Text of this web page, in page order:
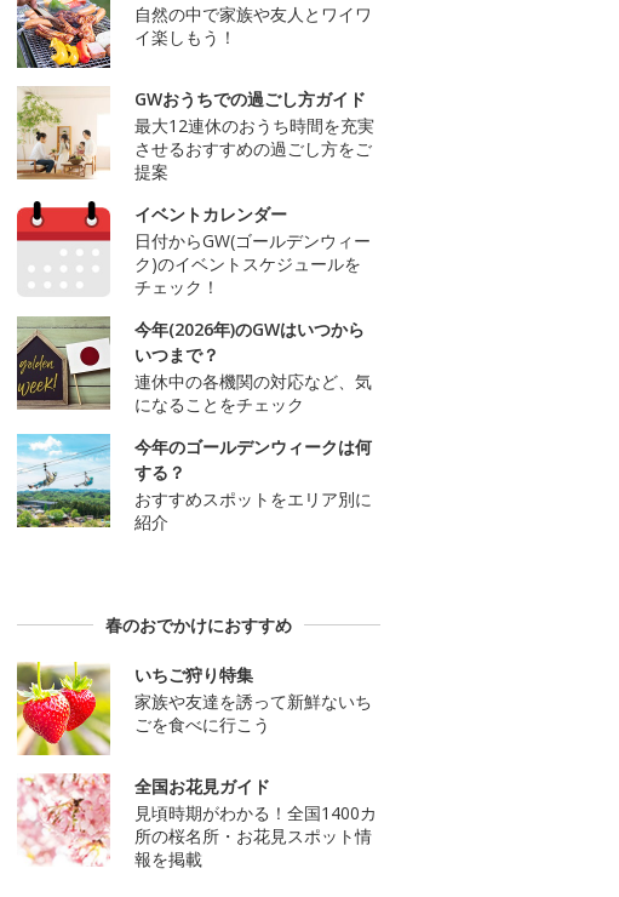
自然の中で家族や友人とワイワ
イ楽しもう！
GWおうちでの過ごし方ガイド
最大12連休のおうち時間を充実
させるおすすめの過ごし方をご
提案
イベントカレンダー
日付からGW(ゴールデンウィー
ク)のイベントスケジュールを
チェック！
今年(2026年)のGWはいつから
いつまで？
連休中の各機関の対応など、気
になることをチェック
今年のゴールデンウィークは何
する？
おすすめスポットをエリア別に
紹介
春のおでかけにおすすめ
いちご狩り特集
家族や友達を誘って新鮮ないち
ごを食べに行こう
全国お花見ガイド
見頃時期がわかる！全国1400カ
所の桜名所・お花見スポット情
報を掲載